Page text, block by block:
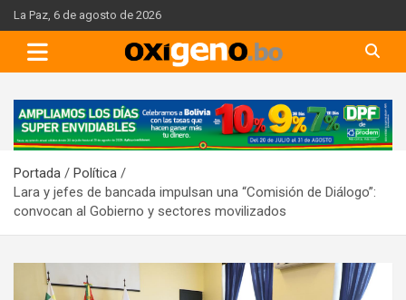
Skip
to
content
La Paz, 6 de agosto de 2026
A
d
e
r
t
Portada
Política
Lara y jefes de bancada impulsan una “Comisión de Diálogo”:
convocan al Gobierno y sectores movilizados